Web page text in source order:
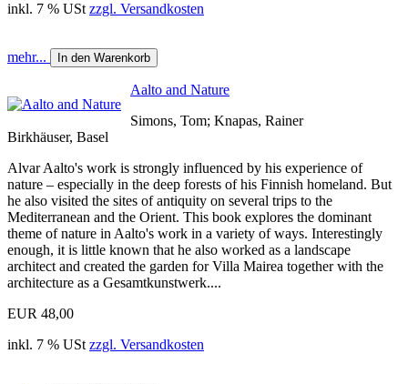
inkl. 7 % USt zzgl. Versandkosten
mehr... In den Warenkorb
Aalto and Nature
Simons, Tom; Knapas, Rainer
Birkhäuser, Basel
Alvar Aalto's work is strongly influenced by his experience of
nature – especially in the deep forests of his Finnish homeland. But
he also visited the sites of antiquity on several trips to the
Mediterranean and the Orient. This book explores the dominant
theme of nature in Aalto's work in a variety of ways. Interestingly
enough, it is little known that he also worked as a landscape
architect and created the garden for Villa Mairea together with the
architecture as a Gesamtkunstwerk....
EUR 48,00
inkl. 7 % USt zzgl. Versandkosten